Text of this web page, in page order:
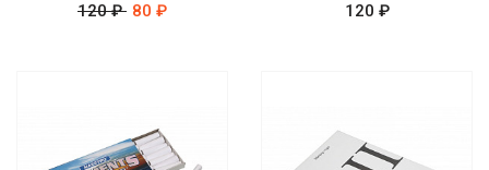
120 ₽ 80 ₽ 120 ₽